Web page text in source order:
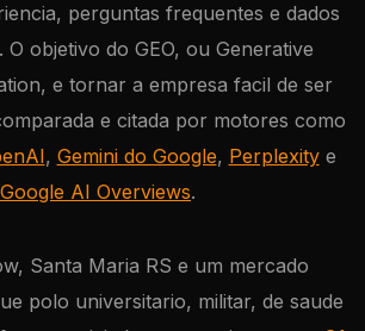
perguntas frequentes e dados
objetivo do GEO, ou Generative
e tornar a empresa facil de ser
e citada por motores como
, Gemini do Google, Perplexitye
Google AI Overviews.
Santa Maria RS e um mercado
polo universitario, militar, de saude